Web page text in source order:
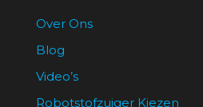
Over Ons
Blog
Video’s
Robotstofzuiger Kiezen